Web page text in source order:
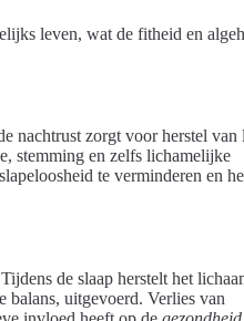
leven, wat de fitheid en
nachtrust zorgt voor herstel van
stemming en zelfs lichamelijke
te verminderen en
de slaap herstelt het
balans, uitgevoerd. Verlies van